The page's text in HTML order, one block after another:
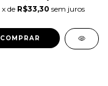
x de R$33,30 sem juros
COMPRAR